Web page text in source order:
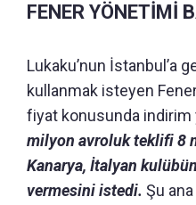
FENER YÖNETİMİ
Lukaku’nun İstanbul’a
kullanmak isteyen
fiyat konusunda indirim
milyon avroluk teklifi 8
Kanarya, İtalyan
vermesini istedi. Şu